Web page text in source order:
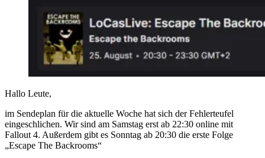
Hallo Leute,
im Sendeplan für die aktuelle Woche hat sich der Fehlerteufel
eingeschlichen. Wir sind am Samstag erst ab 22:30 online mit
Fallout 4. Außerdem gibt es Sonntag ab 20:30 die erste Folge
„Escape The Backrooms“